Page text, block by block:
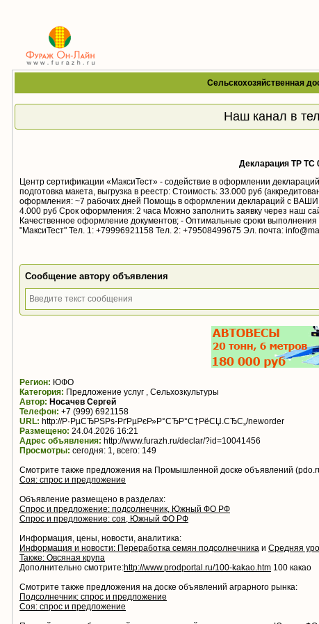
Сельскохозяйственная
Наш канал в
Декларация ТР ТС
Центр сертификации «МаксиТест» - содействие в оформлении
подготовка макета, выгрузка в реестр: Стоимость: 33.000 руб
оформления: ~7 рабочих дней Помощь в оформлении деклараций с
4.000 руб Срок оформления: 2 часа Можно заполнить заявку через наш
Качественное оформление документов; - Оптимальные сроки
"МаксиТест" Тел. 1: +79996921158 Тел. 2: +79508499675 Эл. почта:
Сообщение автору объявления
Регион: ЮФО
Категория: Предложение услуг , Сельхозкультуры
Автор: Носачев Сергей
Телефон: +7 (999) 6921158
URL: http://Р·РµСЂРЅРѕ-РґРµРєР»Р°СЂР°С†РёСЏ.СЂС„/neworder
Размещено: 24.04.2026 16:21
Адрес объявления: http://www.furazh.ru/declar/?id=10041456
Просмотры: сегодня: 1, всего: 149
Смотрите также предложения на Промышленной доске объявлений
Соя: спрос и предложение
Объявление размещено в разделах:
Спрос и предложение: подсолнечник, Южный ФО РФ
Спрос и предложение: соя, Южный ФО РФ
Информация, цены, новости, аналитика:
Информация и новости: Переработка семян подсолнечника и Средняя
Также: Овсяная крупа
Дополнительно смотрите:http://www.prodportal.ru/100-kakao.htm 100 какао
Смотрите также предложения на доске объявлений аграрного рынка:
Подсолнечник: спрос и предложение
Соя: спрос и предложение